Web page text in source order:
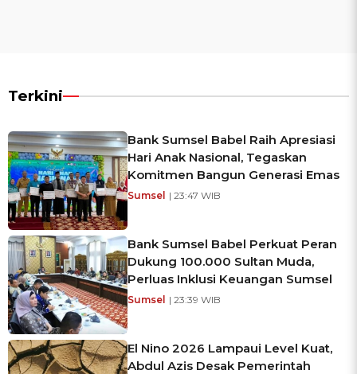
Terkini
Bank Sumsel Babel Raih Apresiasi
Hari Anak Nasional, Tegaskan
Komitmen Bangun Generasi Emas
Sumsel | 23:47 WIB
Bank Sumsel Babel Perkuat Peran
Dukung 100.000 Sultan Muda,
Perluas Inklusi Keuangan Sumsel
Sumsel | 23:39 WIB
El Nino 2026 Lampaui Level Kuat,
Abdul Azis Desak Pemerintah